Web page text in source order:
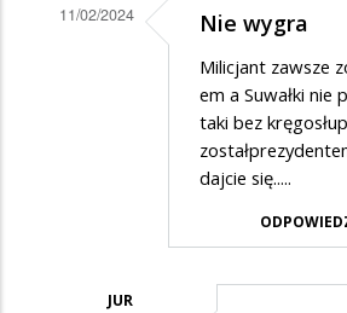
11/02/2024
kandyduje
Nie wygra
Milicjant zawsze
em a Suwałki nie
taki bez
dajcie się.....
JUR